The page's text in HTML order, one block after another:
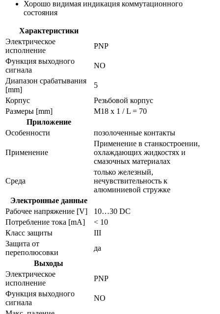
Хорошо видимая индикация коммутационного
состояния
Характеристики
Электрическое
исполнение
PNP
Функция выходного
сигнала
NO
Диапазон срабатывания
[mm]
5
Корпус
Резьбовой корпус
Размеры [mm]
M18 x 1 / L = 70
Приложение
Особенности
позолоченные контакты
Применение
Применение в станкостроении,
охлаждающих жидкостях и
смазочных материалах
Среда
только железный,
нечувствительность к
алюминиевой стружке
Электронные данные
Рабочее напряжение [V]
10…30 DC
Потребление тока [mA]
< 10
Класс защиты
III
Защита от
переполюсовки
да
Выходы
Электрическое
исполнение
PNP
Функция выходного
сигнала
NO